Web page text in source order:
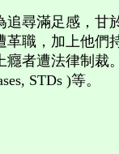
滿足感，甘
職，加上他
者遭法律制
STDs )等。